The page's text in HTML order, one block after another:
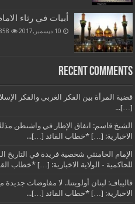
أبيات في رثاء
10 ديسمبر,2017
Recent Comments
قضية المرأة بين الفكر الغربي والفكر
[…]...
الشيخ قاسم: اتفاق الإطار في واشنطن
الاخبارية: […] *خطاب القائد […]...
الإمام الخامنئي شخصية فريدة في
للحاكمية - الولاية الاخبارية: […] *خطاب
قاليباف: لبنان أولويتنا.. لا مفاوضات جديدة
الاخبارية: […] *خطاب القائد […]...